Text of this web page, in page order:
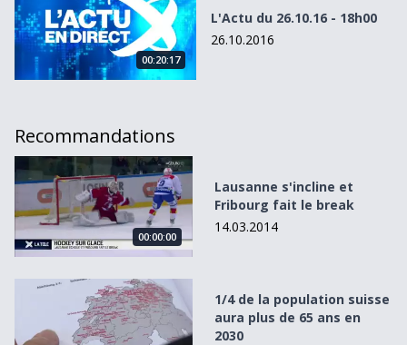
00:20:17
L'Actu du 26.10.16 - 18h00
26.10.2016
Recommandations
Lausanne s&#039;incline et Fribourg fait le break
00:00:00
Lausanne s'incline et
Fribourg fait le break
14.03.2014
1/4 de la population suisse aura plus de 65 ans en 2030
1/4 de la population suisse
aura plus de 65 ans en
2030